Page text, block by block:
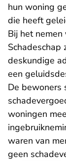
hun woning
die heeft
Bij het
Schadeschap
deskundige
een
De bewoners
woningen
waren van
geen